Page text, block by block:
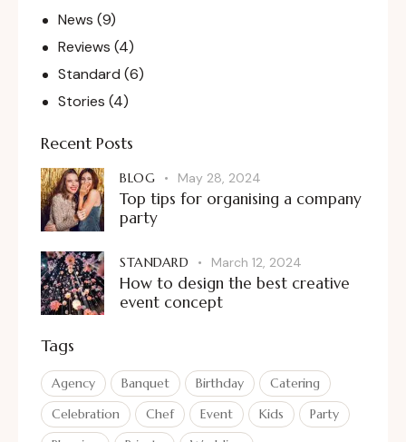
News (9)
Reviews (4)
Standard (6)
Stories (4)
Recent Posts
BLOG May 28, 2024
Top tips for organising a company
party
STANDARD March 12, 2024
How to design the best creative
event concept
Tags
Agency Banquet Birthday
Catering
Celebration
Chef Event Kids
Party